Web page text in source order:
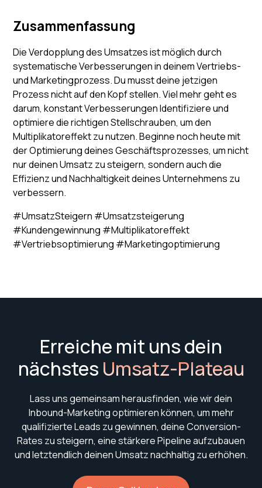
Zusammenfassung
Die Verdopplung des Umsatzes ist möglich durch
systematische Verbesserungen in deinem Vertriebs-
und Marketingprozess. Du musst deine jetzigen
Prozess nicht auf den Kopf stellen. Viel mehr geht es
darum, konstant Verbesserungen Identifiziere und
optimiere die richtigen Stellschrauben, um den
Multiplikatoreffekt zu nutzen. Beginne noch heute mit
der Optimierung deines Geschäftsprozesses, um nicht
nur deinen Umsatz zu steigern, sondern auch die
Effizienz und Nachhaltigkeit deines Unternehmens zu
verbessern.
#UmsatzSteigern #Umsatzsteigerung
#Kundengewinnung #Multiplikatoreffekt
#Vertriebsoptimierung #Marketingoptimierung
Erreiche mit uns dein
nächstes Umsatz-Plateau
Lass uns gemeinsam herausfinden, wie wir dein
Inbound-Marketing optimieren können, um mehr
qualifizierte Leads zu gewinnen, deine Conversion-
Rates zu steigern, eine stärkere Pipeline aufzubauen
und letztendlich deinen Umsatz nachhaltig zu erhöhen.